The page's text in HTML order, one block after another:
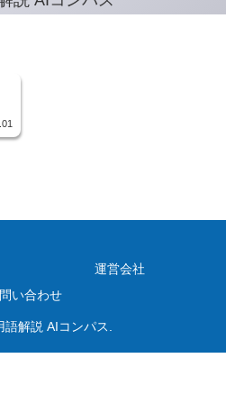
運営会社
い合わせ
解説 AIコンパス.